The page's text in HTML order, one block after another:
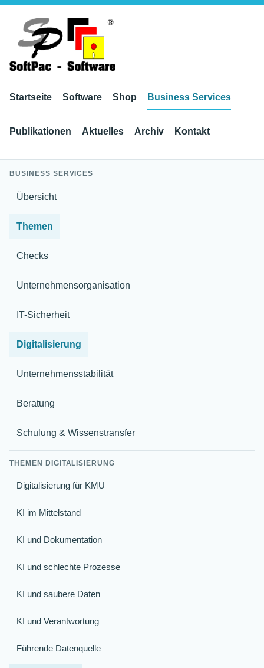
Startseite Software Shop Business Services
Publikationen Aktuelles Archiv Kontakt
BUSINESS SERVICES
Übersicht
Themen
Checks
Unternehmensorganisation
IT-Sicherheit
Digitalisierung
Unternehmensstabilität
Beratung
Schulung & Wissenstransfer
THEMEN DIGITALISIERUNG
Digitalisierung für KMU
KI im Mittelstand
KI und Dokumentation
KI und schlechte Prozesse
KI und saubere Daten
KI und Verantwortung
Führende Datenquelle